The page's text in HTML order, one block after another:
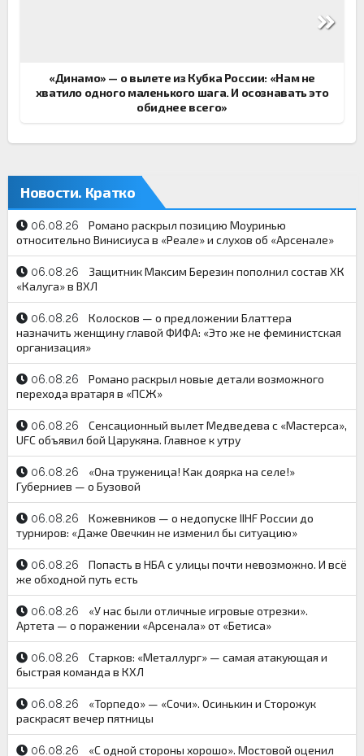
«Динамо» — о вылете из Кубка России: «Нам не
хватило одного маленького шага. И осознавать это
обиднее всего»
Новости. Кратко
06.08.26
Романо раскрыл позицию Моуринью
относительно Винисиуса в «Реале» и слухов об «Арсенале»
06.08.26
Защитник Максим Березин пополнил состав ХК
«Калуга» в ВХЛ
06.08.26
Колосков — о предложении Блаттера
назначить женщину главой ФИФА: «Это же не феминистская
организация»
06.08.26
Романо раскрыл новые детали возможного
перехода вратаря в «ПСЖ»
06.08.26
Сенсационный вылет Медведева с «Мастерса»,
UFC объявил бой Царукяна. Главное к утру
06.08.26
«Она труженица! Как доярка на селе!»
Губерниев — о Бузовой
06.08.26
Кожевников — о недопуске IIHF России до
турниров: «Даже Овечкин не изменил бы ситуацию»
06.08.26
Попасть в НБА с улицы почти невозможно. И всё
же обходной путь есть
06.08.26
«У нас были отличные игровые отрезки».
Артета — о поражении «Арсенала» от «Бетиса»
06.08.26
Старков: «Металлург» — самая атакующая и
быстрая команда в КХЛ
06.08.26
«Торпедо» — «Сочи». Осинькин и Сторожук
раскрасят вечер пятницы
06.08.26 «С одной стороны хорошо». Мостовой оценил